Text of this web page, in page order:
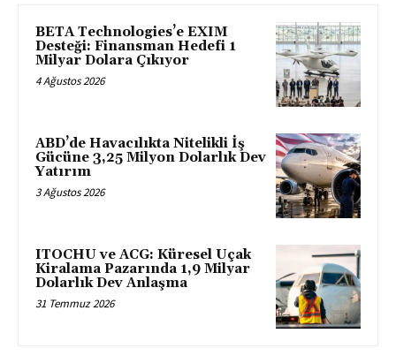
BETA Technologies’e EXIM
Desteği: Finansman Hedefi 1
Milyar Dolara Çıkıyor
4 Ağustos 2026
ABD’de Havacılıkta Nitelikli İş
Gücüne 3,25 Milyon Dolarlık Dev
Yatırım
3 Ağustos 2026
ITOCHU ve ACG: Küresel Uçak
Kiralama Pazarında 1,9 Milyar
Dolarlık Dev Anlaşma
31 Temmuz 2026